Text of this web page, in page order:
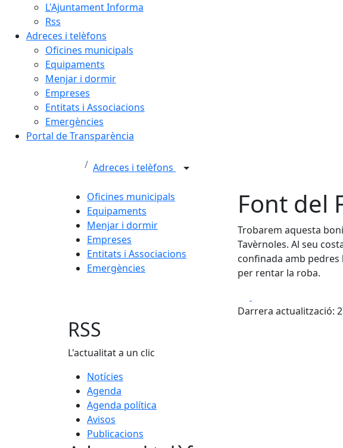
L'Ajuntament Informa
Rss
Adreces i telèfons
Oficines municipals
Equipaments
Menjar i dormir
Empreses
Entitats i Associacions
Emergències
Portal de Transparència
Adreces i telèfons
Oficines municipals
Equipaments
Menjar i dormir
Empreses
Entitats i Associacions
Emergències
Font del
Trobarem aquesta
Tavèrnoles. Al seu
confinada amb pedres
per rentar la roba.
Darrera actualització:
RSS
L'actualitat a un clic
Notícies
Agenda
Agenda política
Avisos
Publicacions